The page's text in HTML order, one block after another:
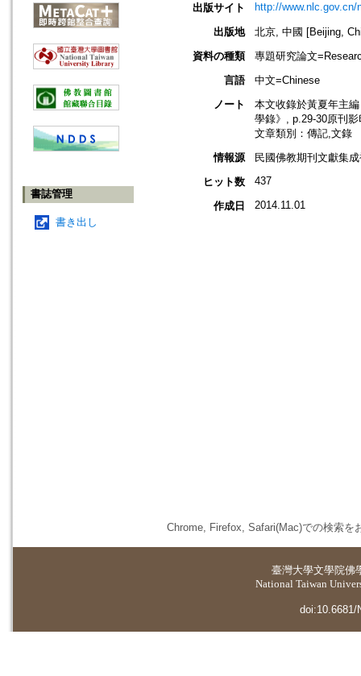
書誌管理
書き出し
出版サイト
http://www.nlc.gov.cn/
出版地
北京, 中國 [Beijing,
資料の種類
專題研究論文
言語
中文=Chinese
ノート
本文收錄於黃夏年主
學錄》, p.29-30原刊影
文章類別：傳記,文錄
情報源
民國佛教期刊文獻集
ヒット数
437
作成日 2014.11.01
Chrome, Firefox, Safari(Mac)での検索を
臺灣大學文學院佛
National Taiwan
doi:10.6681/